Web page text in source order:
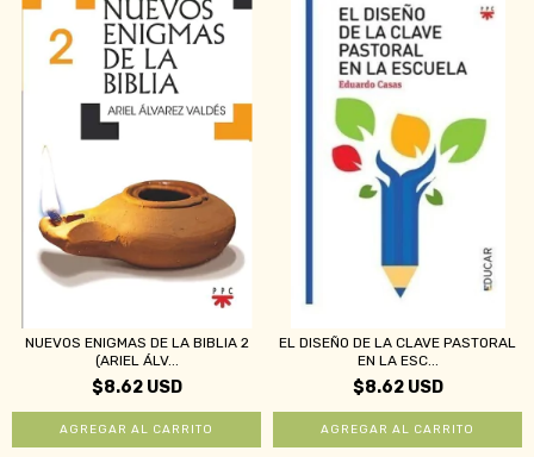
NUEVOS ENIGMAS DE LA BIBLIA 2
(ARIEL ÁLV...
$8.62 USD
EL DISEÑO DE LA CLAVE PASTORAL
EN LA ESC...
$8.62 USD